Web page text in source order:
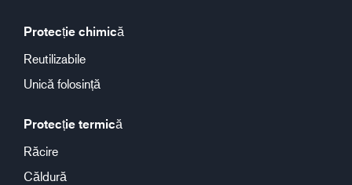
Protecție chimică
Reutilizabile
Unică folosință
Protecție termică
Răcire
Căldură